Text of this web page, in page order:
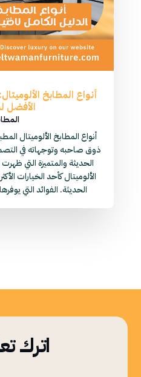
أنواع المطابخ
الأفضل
أنواع المطابخ الألوميتال
ذوق صاحبه وتوجهاته في
الحديثة والمتميزة التي
الألوميتال كأحد الخيارات
الحديثة. الفوائد التي
اترك